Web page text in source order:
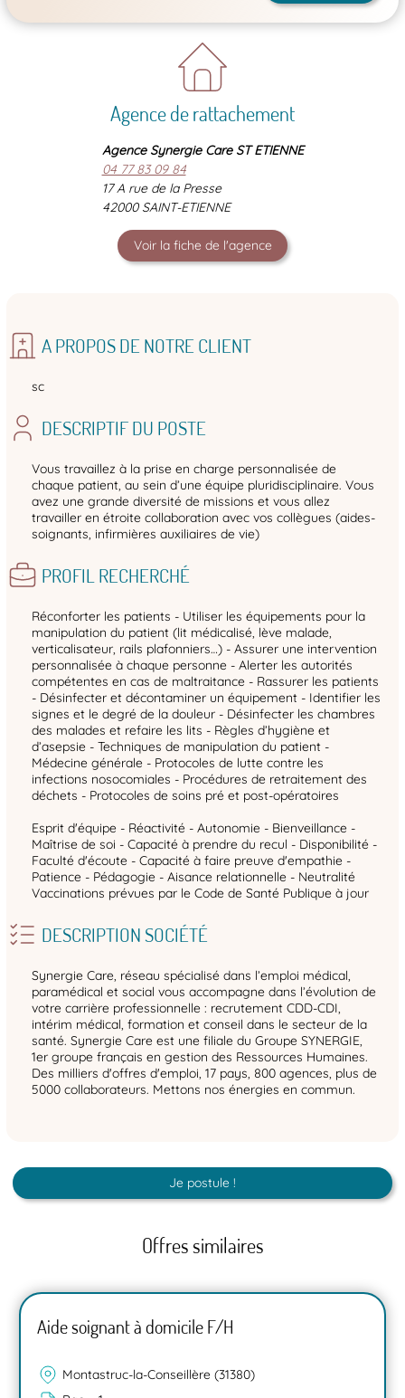
Agence de rattachement
Agence Synergie Care ST ETIENNE
04 77 83 09 84
17 A rue de la Presse
42000 SAINT-ETIENNE
Voir la fiche de l'agence
A PROPOS DE NOTRE CLIENT
sc
DESCRIPTIF DU POSTE
Vous travaillez à la prise en charge personnalisée de
chaque patient, au sein d’une équipe pluridisciplinaire. Vous
avez une grande diversité de missions et vous allez
travailler en étroite collaboration avec vos collègues (aides-
soignants, infirmières auxiliaires de vie)
PROFIL RECHERCHÉ
Réconforter les patients - Utiliser les équipements pour la
manipulation du patient (lit médicalisé, lève malade,
verticalisateur, rails plafonniers…) - Assurer une intervention
personnalisée à chaque personne - Alerter les autorités
compétentes en cas de maltraitance - Rassurer les patients
- Désinfecter et décontaminer un équipement - Identifier les
signes et le degré de la douleur - Désinfecter les chambres
des malades et refaire les lits - Règles d’hygiène et
d’asepsie - Techniques de manipulation du patient -
Médecine générale - Protocoles de lutte contre les
infections nosocomiales - Procédures de retraitement des
déchets - Protocoles de soins pré et post-opératoires
Esprit d'équipe - Réactivité - Autonomie - Bienveillance -
Maîtrise de soi - Capacité à prendre du recul - Disponibilité -
Faculté d'écoute - Capacité à faire preuve d'empathie -
Patience - Pédagogie - Aisance relationnelle - Neutralité
Vaccinations prévues par le Code de Santé Publique à jour
DESCRIPTION SOCIÉTÉ
Synergie Care, réseau spécialisé dans l’emploi médical,
paramédical et social vous accompagne dans l’évolution de
votre carrière professionnelle : recrutement CDD-CDI,
intérim médical, formation et conseil dans le secteur de la
santé. Synergie Care est une filiale du Groupe SYNERGIE,
1er groupe français en gestion des Ressources Humaines.
Des milliers d'offres d'emploi, 17 pays, 800 agences, plus de
5000 collaborateurs. Mettons nos énergies en commun.
Je postule !
Offres similaires
Aide soignant à domicile F/H
Montastruc-la-Conseillère (31380)